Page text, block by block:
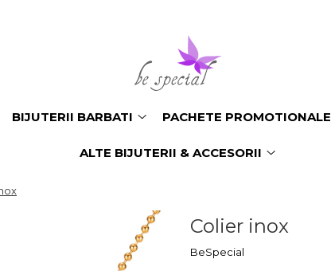
BIJUTERII BARBATI PACHETE PROMOTIONALE
ALTE BIJUTERII & ACCESORII
Colier inox
BeSpecial